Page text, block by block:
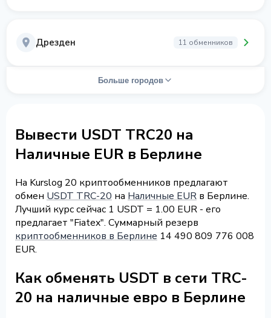
Дрезден 11 обменников
Больше городов
Вывести USDT TRC20 на
Наличные EUR в Берлине
На Kurslog 20 криптообменников предлагают
обмен USDT TRC-20 на Наличные EUR в Берлине.
Лучший курс сейчас 1 USDT = 1.00 EUR - его
предлагает "Fiatex". Суммарный резерв
криптообменников в Берлине 14 490 809 776 008
EUR.
Как обменять USDT в сети TRC-
20 на наличные евро в Берлине